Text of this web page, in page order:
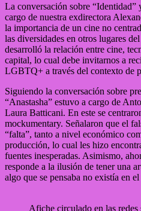
La conversación sobre “Identidad”
cargo de nuestra exdirectora
la importancia de un cine no
las diversidades en otros lugares
desarrolló la relación entre cine,
capital, lo cual debe invitarnos a
LGBTQ+ a través del contexto de
Siguiendo la conversación sobre
“Anastasha” estuvo a cargo de
Laura Batticani. En este se
mockumentary. Señalaron que el
“falta”, tanto a nivel económico
producción, lo cual les hizo
fuentes inesperadas. Asimismo,
responde a la ilusión de tener una
algo que se pensaba no existía en
Afiche circulado en las redes